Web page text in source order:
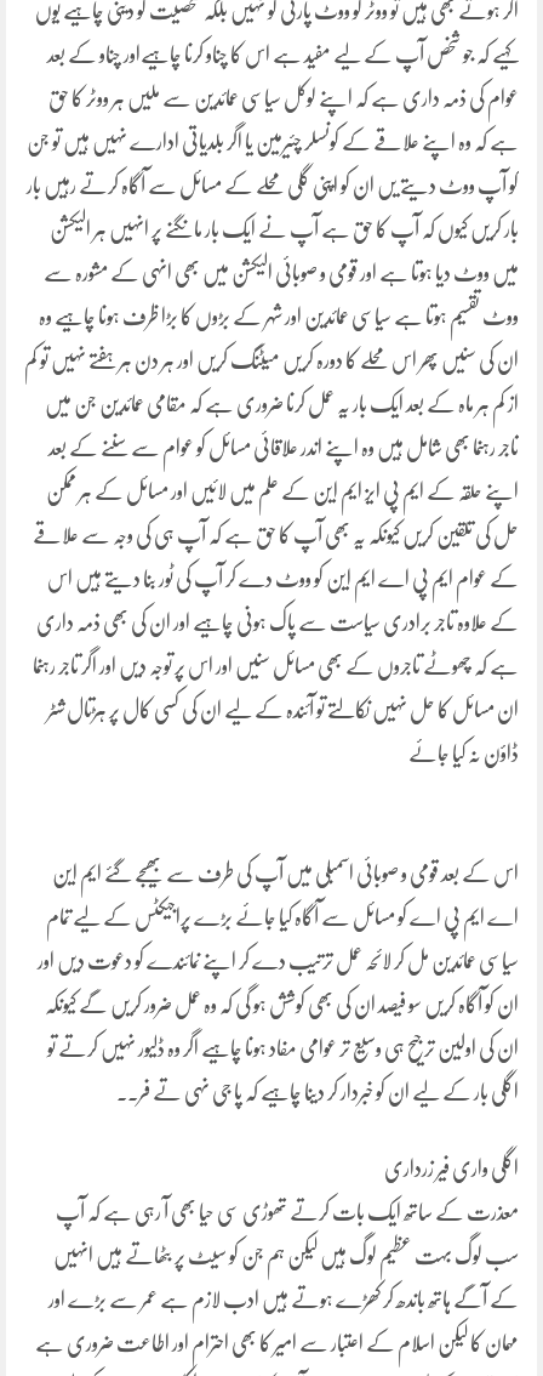
اگر ہوتے بھی ہیں تو ووٹر کو ووٹ پارٹی کو نہیں بلکہ شخصیت کو دینی چاہیے یوں
کہیے کہ جو شخص آپ کے لیے مفید ہے اس کا چناو کرنا چاہیےاور چناو کے بعد
عوام کی ذمہ داری ہے کہ اپنے لوکل سیاسی عمائدین سے ملیں ہر ووٹر کا حق
ہے کہ وہ اپنے علاقے کے کونسلر چئیرمین یا اگر بلدیاتی ادارے نہیں ہیں تو جن
کو آپ ووٹ دیتے یں ان کو اپنی گلی محلے کے مسائل سے آگاہ کرتے رہیں بار
بار کریں کیوں کہ آپ کا حق ہے آپ نے ایک بار مانگنے پر انہیں ہر الیکشن
میں ووٹ دیا ہوتا ہے اور قومی و صوبائی الیکشن میں بھی انہی کے مشورہ سے
ووٹ تقسیم ہوتا ہے سیاسی عمائدین اور شہر کے بڑوں کا بڑا ظرف ہونا چاہیے وہ
ان کی سنیں پھر اس محلے کا دورہ کریں میٹنگ کریں اور ہر دن ہر ہفتے نہیں تو کم
از کم ہر ماہ کے بعد ایک بار یہ عمل کرنا ضروری ہے کہ مقامی عمائدین جن میں
تاجر رہنما بھی شامل ہیں وہ اپنے اندر علاقائی مسائل کو عوام سے سننے کے بعد
اپنے حلقہ کے ایم پی ایز ایم این کے علم میں لائیں اور مسائل کے ہر ممکن
حل کی تلقین کریں کیونکہ یہ بھی آپ کا حق ہے کہ آپ ہی کی وجہ سے علاقے
کے عوام ایم پی اے ایم این کو ووٹ دے کر آپ کی ٹور بنا دیتے ہیں اس
کے علاوہ تاجر برادری سیاست سے پاک ہونی چاہیے اور ان کی بھی ذمہ داری
ہے کہ چھوٹے تاجروں کے بھی مسائل سنیں اور اس پر توجہ دیں اور اگر تاجر رہنما
ان مسائل کا حل نہیں نکالتے تو آئندہ کے لیے ان کی کسی کال پر ہڑتال شٹر
ڈاؤن نہ کیا جائے
اس کے بعد قومی و صوبائی اسمبلی میں آپ کی طرف سے بھیجے گئے ایم این
اے ایم پی اے کو مسائل سے آگاہ کیا جائے بڑے پراجیکٹس کے لیے تمام
سیاسی عمائدین مل کر لائحہ عمل ترتیب دے کر اپنے نمائندے کو دعوت دیں اور
ان کو آگاہ کریں سو فیصد ان کی بھی کوشش ہو گی کہ وہ عمل ضرور کریں گے کیونکہ
ان کی اولین ترجیح ہی وسیع تر عوامی مفاد ہونا چاہیے اگر وہ ڈلیور نہیں کرتے تو
اگلی بار کے لیے ان کو خبردار کر دینا چاہیے کہ پا جی نہی تے فر۔۔
اگلی واری فیر زرداری
معذرت کے ساتھ ایک بات کرتے تھوڑی سی حیا بھی آ رہی ہے کہ آپ
سب لوگ بہت عظیم لوگ ہیں لیکن ہم جن کو سیٹ پر بٹھاتے ہیں انہیں
کے آگے ہاتھ باندھ کر کھڑے ہوتے ہیں ادب لازم ہے عمر سے بڑے اور
مہمان کا لیکن اسلام کے اعتبار سے امیر کا بھی احترام اور اطاعت ضروری ہے